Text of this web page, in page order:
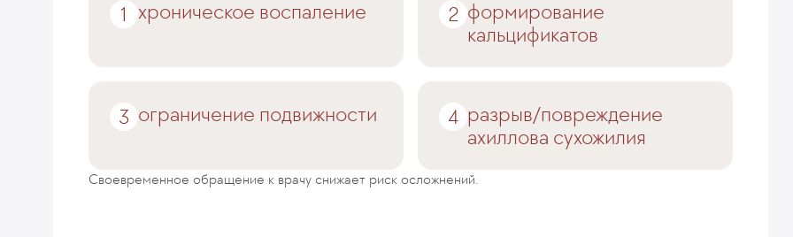
хроническое воспаление
формирование
кальцификатов
ограничение подвижности
разрыв/повреждение
ахиллова сухожилия
Своевременное обращение к врачу снижает риск осложнений.